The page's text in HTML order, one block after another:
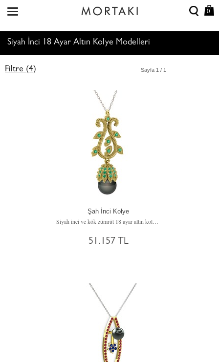
0
Siyah İnci 18 Ayar Altın Kolye Modelleri
Filtre (4) Sayfa 1 / 1
Şah İnci Kolye
Siyah inci ve kök zümrüt 18 ayar altın kolye (40 cm gümüş rolo zincir)
51.157 TL